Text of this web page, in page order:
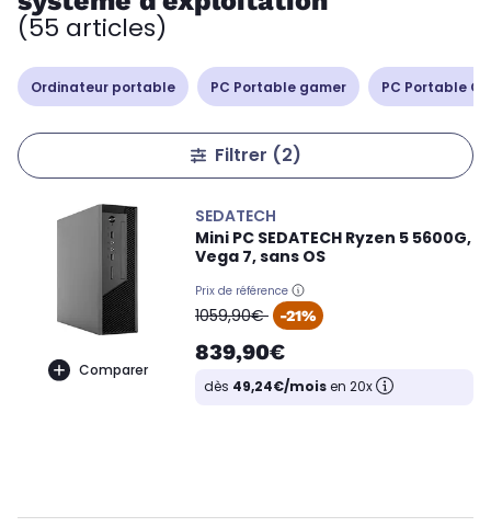
(55 articles)
Ordinateur portable PC Portable gamer PC Portable
Filtrer (2)
Comparer
SEDATECH
Mini PC SEDATECH Ryzen 5 5600G,
Vega 7, sans OS
Prix de référence
oldPrice
1059,90€ -21%
839,90€
dès 49,24€/moisen 20x